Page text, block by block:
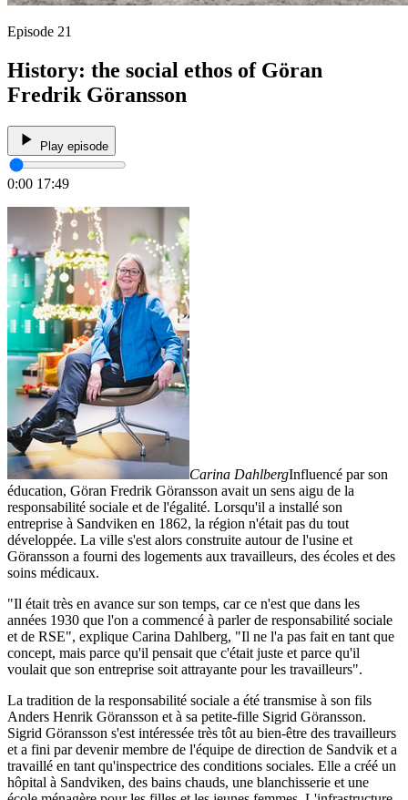
Episode 21
History: the social ethos of Göran
Fredrik Göransson
Play episode
0:00 17:49
Carina DahlbergInfluencé par son
éducation, Göran Fredrik Göransson avait un sens aigu de la
responsabilité sociale et de l'égalité. Lorsqu'il a installé son
entreprise à Sandviken en 1862, la région n'était pas du tout
développée. La ville s'est alors construite autour de l'usine et
Göransson a fourni des logements aux travailleurs, des écoles et des
soins médicaux.
"Il était très en avance sur son temps, car ce n'est que dans les
années 1930 que l'on a commencé à parler de responsabilité sociale
et de RSE", explique Carina Dahlberg, "Il ne l'a pas fait en tant que
concept, mais parce qu'il pensait que c'était juste et parce qu'il
voulait que son entreprise soit attrayante pour les travailleurs".
La tradition de la responsabilité sociale a été transmise à son fils
Anders Henrik Göransson et à sa petite-fille Sigrid Göransson.
Sigrid Göransson s'est intéressée très tôt au bien-être des travailleurs
et a fini par devenir membre de l'équipe de direction de Sandvik et a
travaillé en tant qu'inspectrice des conditions sociales. Elle a créé un
hôpital à Sandviken, des bains chauds, une blanchisserie et une